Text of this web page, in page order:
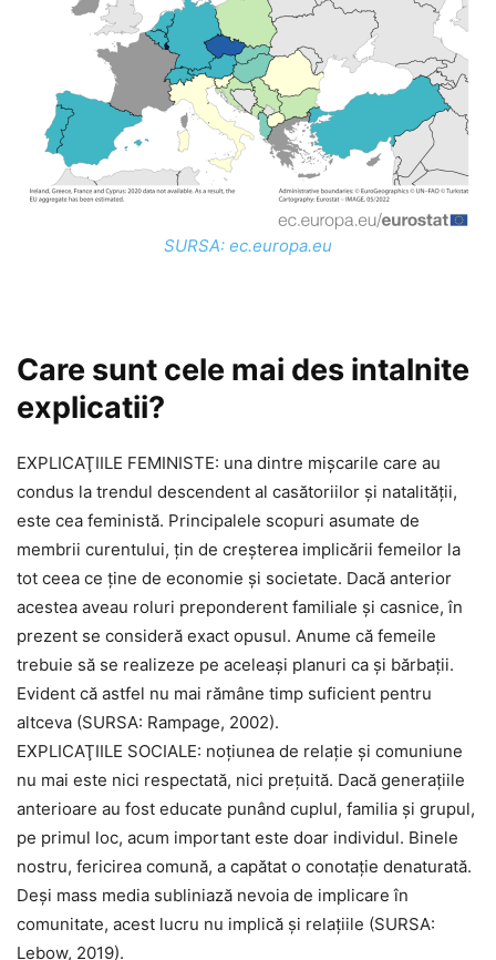
SURSA: ec.europa.eu
Care sunt cele mai des intalnite
explicatii?
EXPLICAŢIILE FEMINISTE: una dintre mişcarile care au
condus la trendul descendent al casătoriilor şi natalităţii,
este cea feministă. Principalele scopuri asumate de
membrii curentului, ţin de creşterea implicării femeilor la
tot ceea ce ţine de economie şi societate. Dacă anterior
acestea aveau roluri preponderent familiale şi casnice, în
prezent se consideră exact opusul. Anume că femeile
trebuie să se realizeze pe aceleaşi planuri ca şi bărbaţii.
Evident că astfel nu mai rămâne timp suficient pentru
altceva (SURSA: Rampage, 2002).
EXPLICAŢIILE SOCIALE: noţiunea de relaţie şi comuniune
nu mai este nici respectată, nici preţuită. Dacă generaţiile
anterioare au fost educate punând cuplul, familia şi grupul,
pe primul loc, acum important este doar individul. Binele
nostru, fericirea comună, a capătat o conotaţie denaturată.
Deşi mass media subliniază nevoia de implicare în
comunitate, acest lucru nu implică şi relaţiile (SURSA:
Lebow, 2019).